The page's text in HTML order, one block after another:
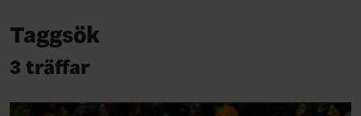
Taggsök
3 träffar